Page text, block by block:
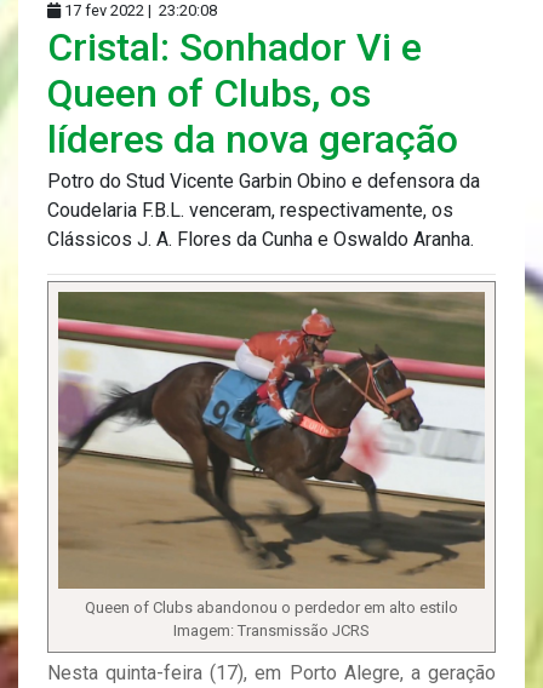
17 fev 2022 | 23:20:08
Cristal: Sonhador Vi e
Queen of Clubs, os
líderes da nova geração
Potro do Stud Vicente Garbin Obino e defensora da
Coudelaria F.B.L. venceram, respectivamente, os
Clássicos J. A. Flores da Cunha e Oswaldo Aranha.
Queen of Clubs abandonou o perdedor em alto estilo
Imagem: Transmissão JCRS
Nesta quinta-feira (17), em Porto Alegre, a geração